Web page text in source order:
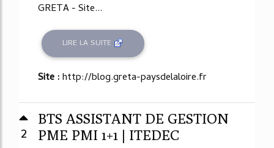
GRETA - Site...
LIRE LA SUITE
Site :http://blog.greta-paysdelaloire.fr
2
BTS ASSISTANT DE GESTION
PME PMI 1+1 | ITEDEC